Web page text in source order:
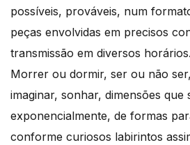
possíveis, prováveis, num
peças envolvidas em precisos
transmissão em diversos horários.
Morrer ou dormir, ser ou não
imaginar, sonhar, dimensões que
exponencialmente, de formas
conforme curiosos labirintos